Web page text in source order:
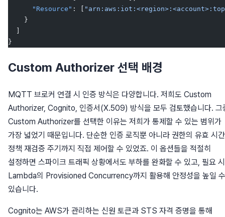
      "Resource"
: [
    }
}
Custom Authorizer 선택 배경
MQTT 브로커 연결 시 인증 방식은 다양합니다. 저희도 Custom
Authorizer, Cognito, 인증서(X.509) 방식을 모두 검토했습니다. 그
Custom Authorizer를 선택한 이유는 저희가 통제할 수 있는 범위가
가장 넓었기 때문입니다. 단순한 인증 로직뿐 아니라 권한의 유효 시
정책 재검증 주기까지 직접 제어할 수 있었죠. 이 옵션들을 적절히
설정하면 스파이크 트래픽 상황에서도 부하를 완화할 수 있고, 필요 시
Lambda의 Provisioned Concurrency까지 활용해 안정성을 높일 수
있습니다.
Cognito는 AWS가 관리하는 신원 토큰과 STS 자격 증명을 통해